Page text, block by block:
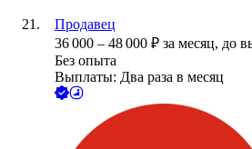
Продавец
36 000 – 48 000 ₽ за месяц, до
Без опыта
Выплаты: Два раза в месяц